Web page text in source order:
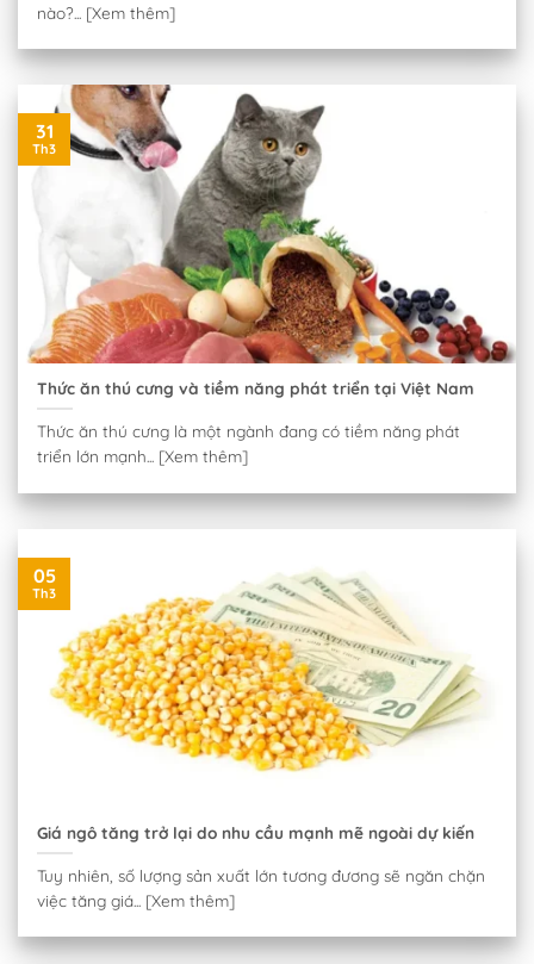
nào?... [Xem thêm]
Thức ăn thú cưng và tiềm năng phát triển tại Việt Nam
Thức ăn thú cưng là một ngành đang có tiềm năng phát
triển lớn mạnh... [Xem thêm]
31
Th3
Giá ngô tăng trở lại do nhu cầu mạnh mẽ ngoài dự kiến
Tuy nhiên, số lượng sản xuất lớn tương đương sẽ ngăn chặn
việc tăng giá... [Xem thêm]
05
Th3